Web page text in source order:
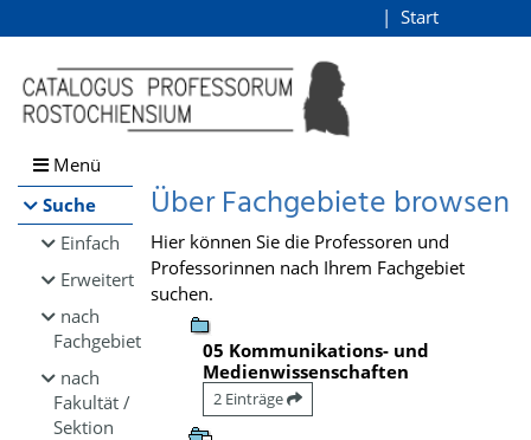
Browsen
direkt zum Inhalt
Start
Menü
Suche
Einfach
Erweitert
nach
Fachgebiet
nach
Fakultät /
Sektion
Über Fachgebiete browsen
Hier können Sie die Professoren und
Professorinnen nach Ihrem Fachgebiet
suchen.
05 Kommunikations- und
Medienwissenschaften
2 Einträge